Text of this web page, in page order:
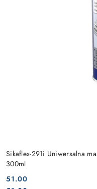
Sikaflex-291i Uniwersalna
300ml
51.00